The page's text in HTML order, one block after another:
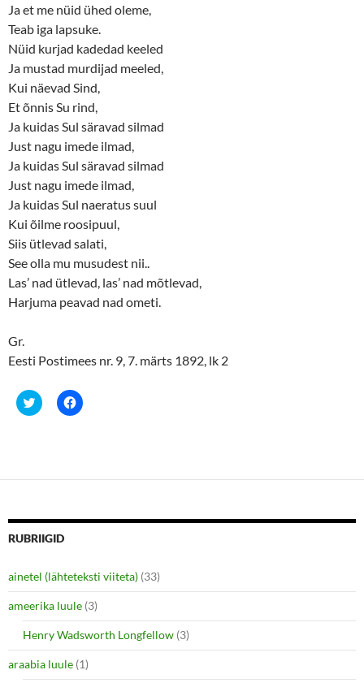
Ja et me nüid ühed oleme,
Teab iga lapsuke.
Nüid kurjad kadedad keeled
Ja mustad murdijad meeled,
Kui näevad Sind,
Et õnnis Su rind,
Ja kuidas Sul säravad silmad
Just nagu imede ilmad,
Ja kuidas Sul säravad silmad
Just nagu imede ilmad,
Ja kuidas Sul naeratus suul
Kui õilme roosipuul,
Siis ütlevad salati,
See olla mu musudest nii..
Las’ nad ütlevad, las’ nad mõtlevad,
Harjuma peavad nad ometi.
Gr.
Eesti Postimees nr. 9, 7. märts 1892, lk 2
C
l
h
e
o
n
t
t
e
r
(
O
p
e
n
C
l
h
e
o
e
b
o
o
k
(
O
p
e
n
RUBRIIGID
ainetel (lähteteksti viiteta) (33)
ameerika luule (3)
Henry Wadsworth Longfellow (3)
araabia luule (1)